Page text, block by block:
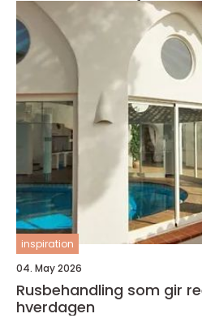
inspiration
04. May 2026
Rusbehandling som gir
hverdagen